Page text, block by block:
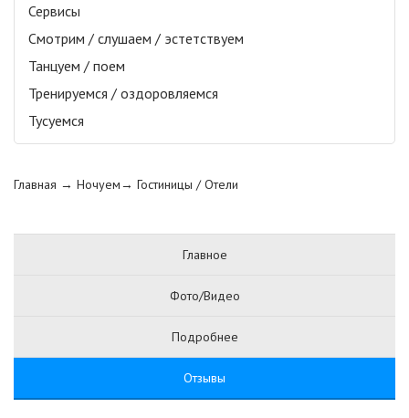
Сервисы
Смотрим / слушаем / эстетствуем
Танцуем / поем
Тренируемся / оздоровляемся
Тусуемся
Главная → Ночуем→ Гостиницы / Отели
Главное
Фото/Видео
Подробнее
Отзывы